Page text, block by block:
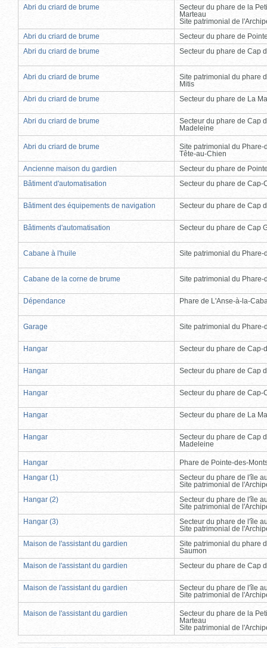
Abri du criard de brume
Secteur du phare de la
Marteau
Site patrimonial de
Abri du criard de brume
Secteur du phare de
Abri du criard de brume
Secteur du phare de Cap
Abri du criard de brume
Site patrimonial du phare
Mitis
Abri du criard de brume
Secteur du phare de La
Abri du criard de brume
Secteur du phare de Cap
Madeleine
Abri du criard de brume
Site patrimonial du Phare-
Tête-au-Chien
Ancienne maison du gardien
Secteur du phare de
Bâtiment d'automatisation
Secteur du phare de Cap-
Bâtiment des équipements de navigation Secteur du phare de Cap
Bâtiments d'automatisation Secteur du phare de Cap
Cabane à l'huile Site patrimonial du Phare-
Cabane de la corne de brume Site patrimonial du Phare-
Dépendance Phare de L'Anse-à-la-
Garage Site patrimonial du Phare-
Hangar Secteur du phare de Cap-
Hangar Secteur du phare de Cap
Hangar Secteur du phare de Cap-
Hangar Secteur du phare de La
Hangar
Secteur du phare de Cap
Madeleine
Hangar
Phare de Pointe-des-
Hangar (1)
Secteur du phare de l'île
Site patrimonial de
Hangar (2)
Secteur du phare de l'île
Site patrimonial de
Hangar (3)
Secteur du phare de l'île
Site patrimonial de
Maison de l'assistant du gardien
Site patrimonial du phare
Saumon
Maison de l'assistant du gardien
Secteur du phare de Cap
Maison de l'assistant du gardien
Secteur du phare de l'île
Site patrimonial de
Maison de l'assistant du gardien
Secteur du phare de la
Marteau
Site patrimonial de